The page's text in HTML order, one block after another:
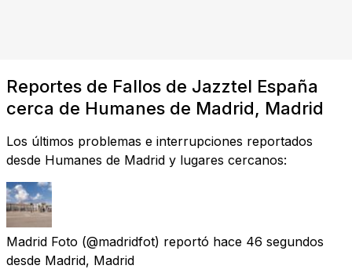
Reportes de Fallos de Jazztel España
cerca de Humanes de Madrid, Madrid
Los últimos problemas e interrupciones reportados
desde Humanes de Madrid y lugares cercanos:
Madrid Foto (@madridfot) reportó hace 46 segundos
desde Madrid, Madrid